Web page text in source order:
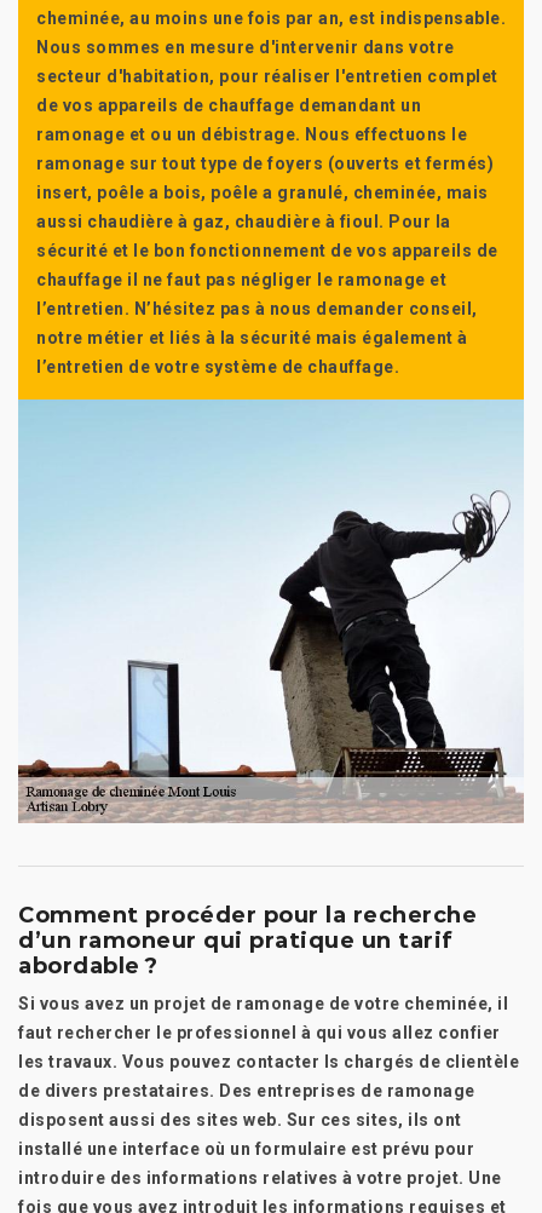
cheminée, au moins une fois par an, est indispensable.
Nous sommes en mesure d'intervenir dans votre
secteur d'habitation, pour réaliser l'entretien complet
de vos appareils de chauffage demandant un
ramonage et ou un débistrage. Nous effectuons le
ramonage sur tout type de foyers (ouverts et fermés)
insert, poêle a bois, poêle a granulé, cheminée, mais
aussi chaudière à gaz, chaudière à fioul. Pour la
sécurité et le bon fonctionnement de vos appareils de
chauffage il ne faut pas négliger le ramonage et
l’entretien. N’hésitez pas à nous demander conseil,
notre métier et liés à la sécurité mais également à
l’entretien de votre système de chauffage.
Comment procéder pour la recherche
d’un ramoneur qui pratique un tarif
abordable ?
Si vous avez un projet de ramonage de votre cheminée, il
faut rechercher le professionnel à qui vous allez confier
les travaux. Vous pouvez contacter ls chargés de clientèle
de divers prestataires. Des entreprises de ramonage
disposent aussi des sites web. Sur ces sites, ils ont
installé une interface où un formulaire est prévu pour
introduire des informations relatives à votre projet. Une
fois que vous avez introduit les informations requises et